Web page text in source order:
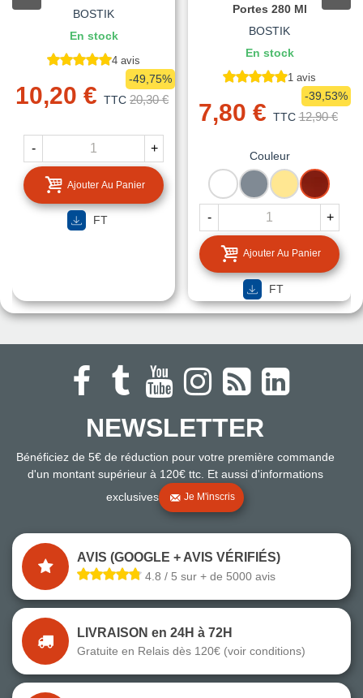
BOSTIK
En stock
4 avis
10,20 € TTC 20,30 €
-49,75%
- +
Ajouter Au Panier
FT
Portes 280 Ml
BOSTIK
En stock
1 avis
7,80 € TTC 12,90 €
-39,53%
Couleur
BLANC GRIS
TON
PIERRE
ACAJOU
- +
Ajouter Au Panier
FT
NEWSLETTER
Bénéficiez de 5€ de réduction pour votre première commande
d'un montant supérieur à 120€ ttc. Et aussi d'informations
exclusives
Je M'inscris
AVIS (GOOGLE + AVIS VÉRIFIÉS)
4.8 / 5 sur + de 5000 avis
LIVRAISON en 24H à 72H
Gratuite en Relais dès 120€ (voir conditions)